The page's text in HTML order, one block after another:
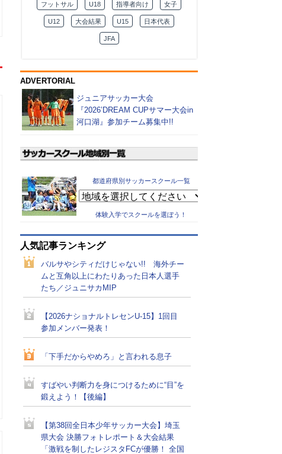
フットサル U18 指導者向け 女子
U12 大会結果 U15 日本代表
JFA
ADVERTORIAL
ジュニアサッカー大会
『2026’DREAM CUPサマー大会in
河口湖』参加チーム募集中!!
都道府県別サッカースクール一覧
体験入学でスクールを選ぼう！
人気記事ランキング
バルサやシティだけじゃない!! 海外チー
ムと互角以上にわたりあった日本人選手
たち／ジュニサカMIP
【2026ナショナルトレセンU-15】1回目
参加メンバー発表！
「下手だからやめろ」と言われる息子
すばやい判断力を身につけるために“目”を
鍛えよう！【後編】
【第38回全日本少年サッカー大会】埼玉
県大会 決勝フォトレポート＆大会結果
「激戦を制したレジスタFCが優勝！ 全国